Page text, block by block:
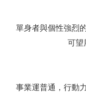
單身者與個性強烈
可望
事業運普通，行動